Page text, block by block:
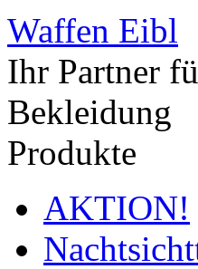
Waffen Eibl
Ihr Partner
Bekleidung
Produkte
AKTION!